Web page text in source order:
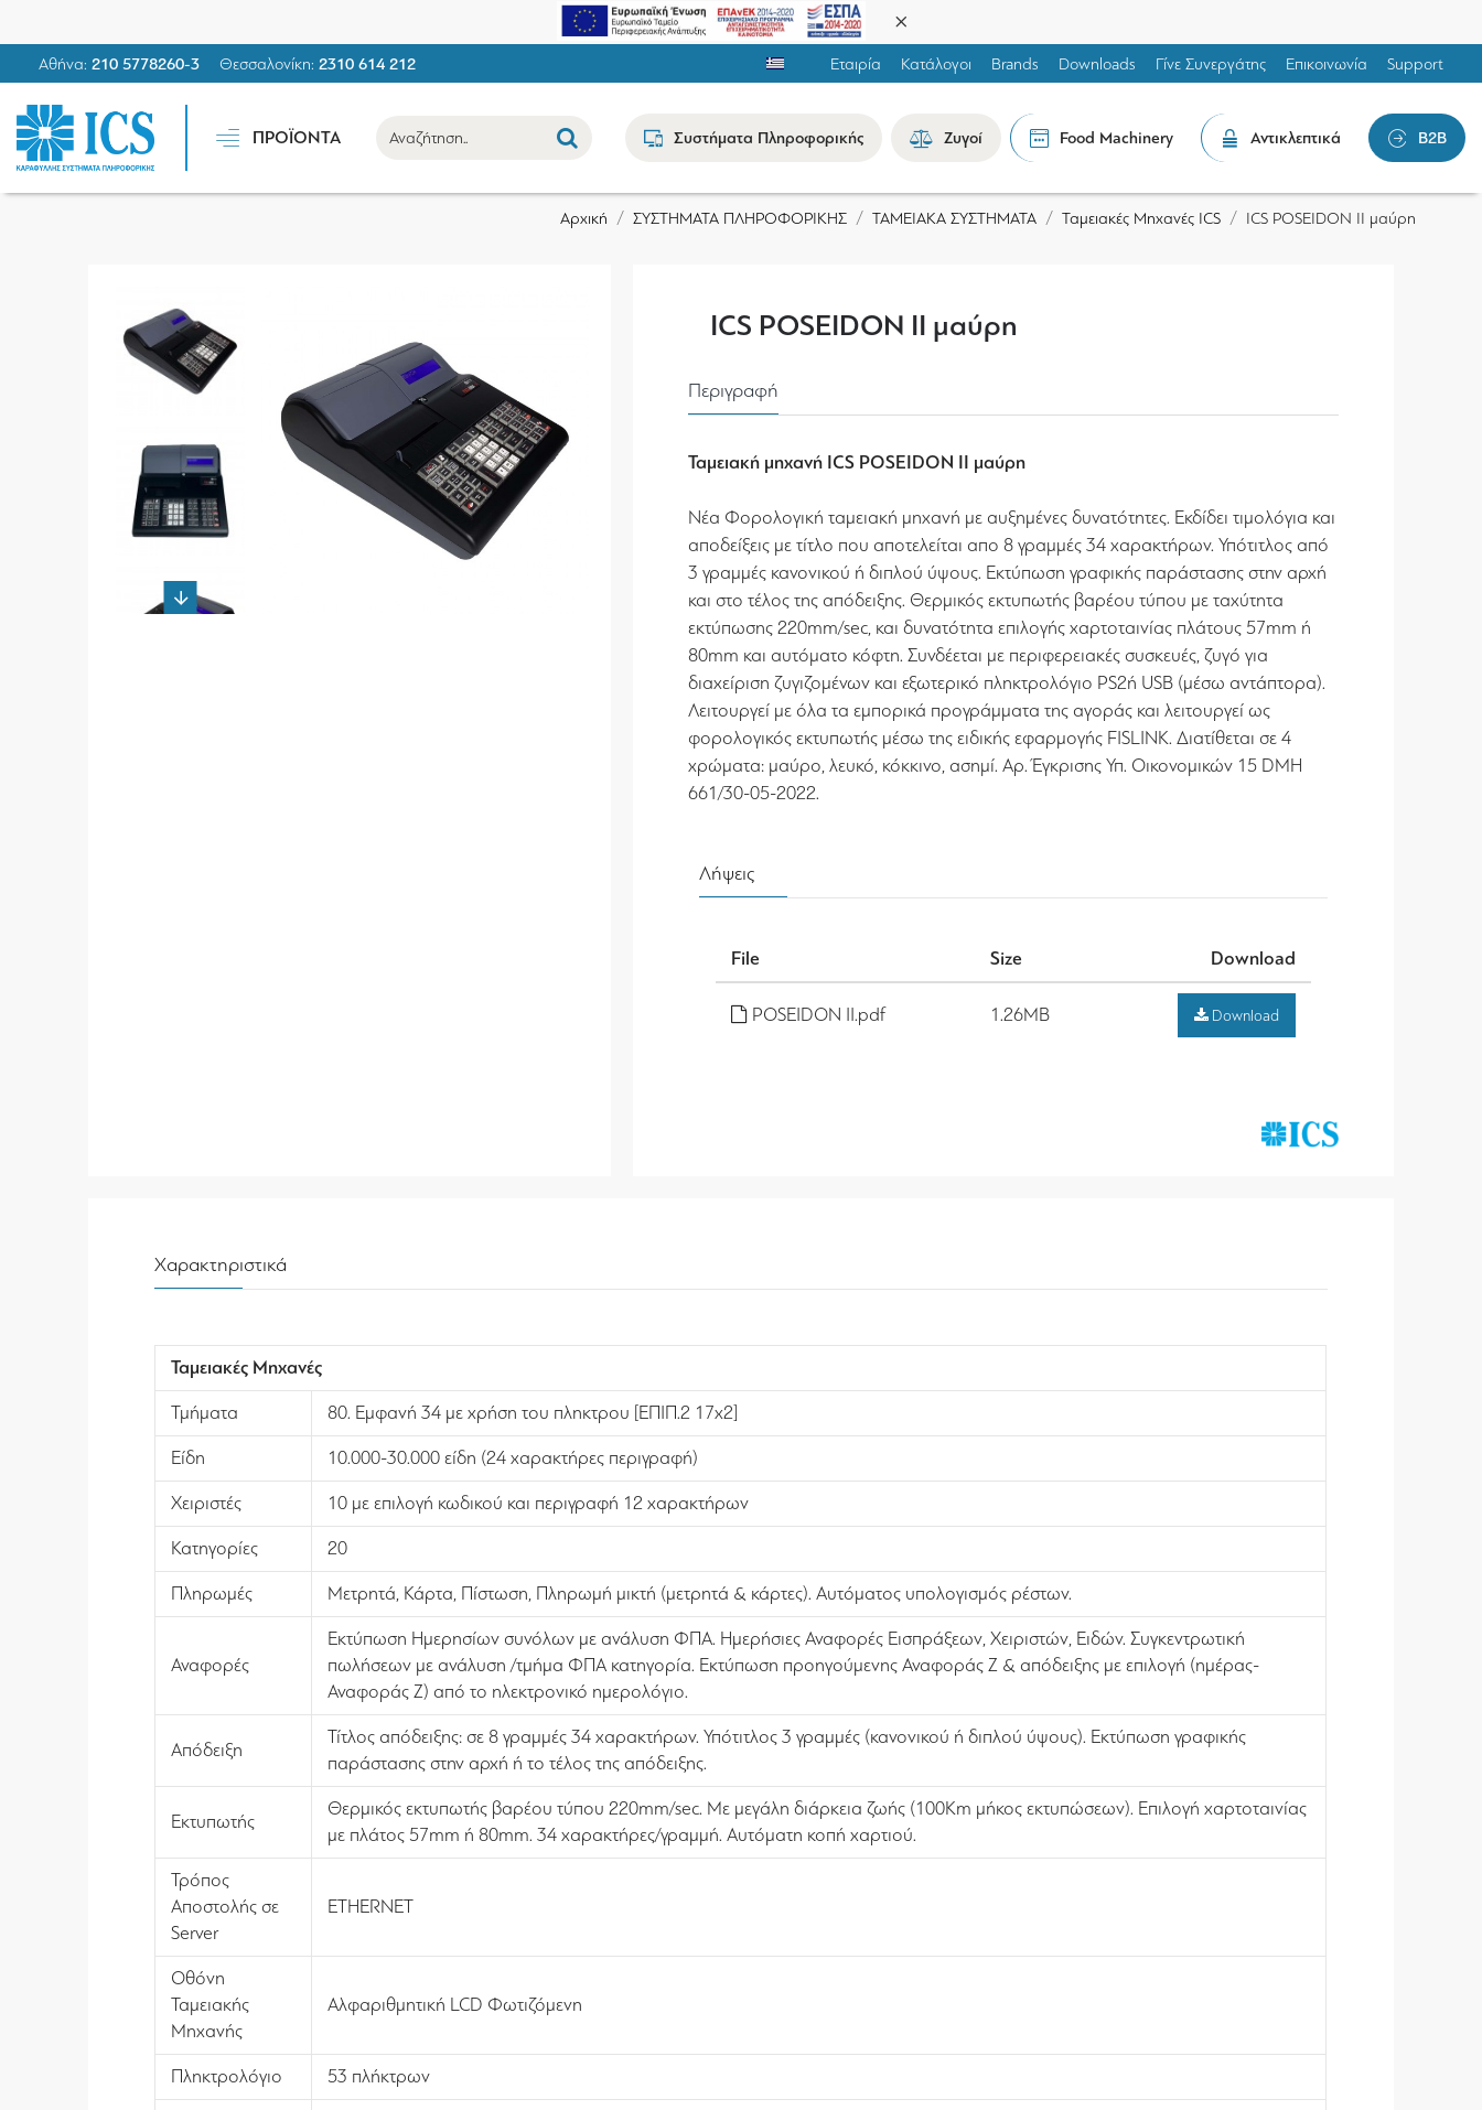
Αθήνα: 210 5778260-3 Θεσσαλονίκη: 2310 614 212 Εταιρία Κατάλογοι Brands Downloads Γίνε Συνεργάτης Επικοινωνία Support
ΠΡΟΪΟΝΤΑ Συστήματα Πληροφορικής Ζυγοί Food Machinery Αντικλεπτικά B2B
Αρχική ΣΥΣΤΗΜΑΤΑ ΠΛΗΡΟΦΟΡΙΚΗΣ ΤΑΜΕΙΑΚΑ ΣΥΣΤΗΜΑΤΑ Ταμειακές Μηχανές ICS ICS POSEIDON II μαύρη
ICS POSEIDON II μαύρη
Λήψεις
File Size Download
POSEIDON II.pdf 1.26MB Download
Περιγραφή
Ταμειακή μηχανή ICS POSEIDON II μαύρη
Νέα Φορολογική ταμειακή μηχανή με αυξημένες δυνατότητες. Εκδίδει τιμολόγια και
αποδείξεις με τίτλο που αποτελείται απο 8 γραμμές 34 χαρακτήρων. Υπότιτλος από
3 γραμμές κανονικού ή διπλού ύψους. Εκτύπωση γραφικής παράστασης στην αρχή
και στο τέλος της απόδειξης. Θερμικός εκτυπωτής βαρέου τύπου με ταχύτητα
εκτύπωσης 220mm/sec, και δυνατότητα επιλογής χαρτοταινίας πλάτους 57mm ή
80mm και αυτόματο κόφτη. Συνδέεται με περιφερειακές συσκευές, ζυγό για
διαχείριση ζυγιζομένων και εξωτερικό πληκτρολόγιο PS2ή USB (μέσω αντάπτορα).
Λειτουργεί με όλα τα εμπορικά προγράμματα της αγοράς και λειτουργεί ως
φορολογικός εκτυπωτής μέσω της ειδικής εφαρμογής FISLINK. Διατίθεται σε 4
χρώματα: μαύρο, λευκό, κόκκινο, ασημί. Αρ. Έγκρισης Υπ. Οικονομικών 15 DMH
661/30-05-2022.
Χαρακτηριστικά
Ταμειακές Μηχανές
Τμήματα 80. Εμφανή 34 με χρήση του πληκτρου [ΕΠΙΠ.2 17x2]
Είδη 10.000-30.000 είδη (24 χαρακτήρες περιγραφή)
Χειριστές 10 με επιλογή κωδικού και περιγραφή 12 χαρακτήρων
Κατηγορίες 20
Πληρωμές Μετρητά, Κάρτα, Πίστωση, Πληρωμή μικτή (μετρητά & κάρτες). Αυτόματος υπολογισμός ρέστων.
Αναφορές
Εκτύπωση Ημερησίων συνόλων με ανάλυση ΦΠΑ. Ημερήσιες Αναφορές Εισπράξεων, Χειριστών, Ειδών. Συγκεντρωτική
πωλήσεων με ανάλυση /τμήμα ΦΠΑ κατηγορία. Εκτύπωση προηγούμενης Αναφοράς Ζ & απόδειξης με επιλογή (ημέρας-
Αναφοράς Ζ) από το ηλεκτρονικό ημερολόγιο.
Απόδειξη
Τίτλος απόδειξης: σε 8 γραμμές 34 χαρακτήρων. Υπότιτλος 3 γραμμές (κανονικού ή διπλού ύψους). Εκτύπωση γραφικής
παράστασης στην αρχή ή το τέλος της απόδειξης.
Εκτυπωτής
Θερμικός εκτυπωτής βαρέου τύπου 220mm/sec. Με μεγάλη διάρκεια ζωής (100Km μήκος εκτυπώσεων). Επιλογή χαρτοταινίας
με πλάτος 57mm ή 80mm. 34 χαρακτήρες/γραμμή. Αυτόματη κοπή χαρτιού.
Τρόπος
Αποστολής σε
Server
ETHERNET
Οθόνη
Ταμειακής
Μηχανής
Αλφαριθμητική LCD Φωτιζόμενη
Πληκτρολόγιο 53 πλήκτρων